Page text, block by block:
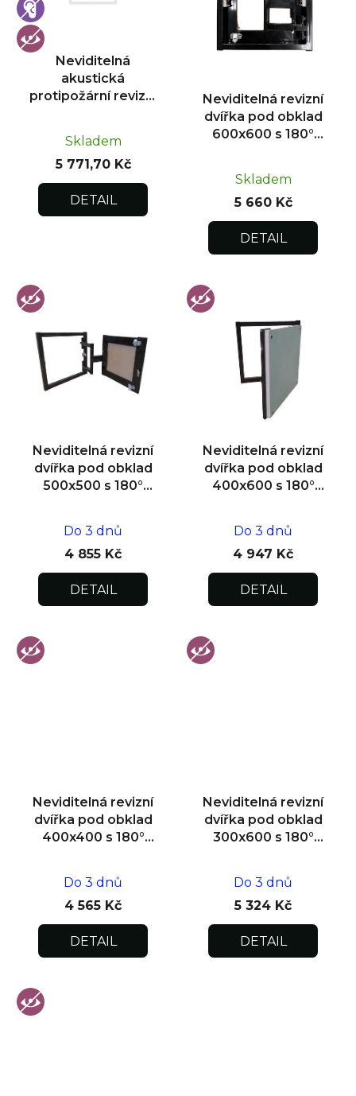
s
p
Neviditelná
akustická
protipožární revizní
Skladem
5 771,70 Kč
DETAIL
Neviditelná revizní
dvířka pod obklad
600x600 s 180°
Skladem
5 660 Kč
DETAIL
Neviditelná revizní
dvířka pod obklad
500x500 s 180°
Do 3 dnů
4 855 Kč
DETAIL
Neviditelná revizní
dvířka pod obklad
400x600 s 180°
Do 3 dnů
4 947 Kč
DETAIL
Neviditelná revizní
dvířka pod obklad
400x400 s 180°
Do 3 dnů
4 565 Kč
DETAIL
Neviditelná revizní
dvířka pod obklad
300x600 s 180°
Do 3 dnů
5 324 Kč
DETAIL